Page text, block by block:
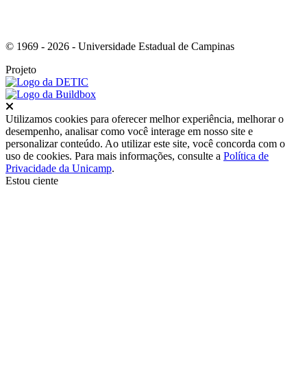
© 1969 - 2026 - Universidade Estadual de Campinas
Projeto
Utilizamos cookies para oferecer melhor experiência, melhorar o
desempenho, analisar como você interage em nosso site e
personalizar conteúdo. Ao utilizar este site, você concorda com o
uso de cookies. Para mais informações, consulte a Política de
Privacidade da Unicamp.
Estou ciente